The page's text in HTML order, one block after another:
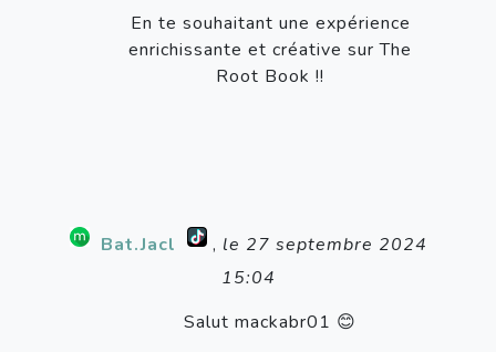
En te souhaitant une expérience
enrichissante et créative sur The
Root Book !!
Bat.Jacl , le 27 septembre 2024
15:04
Salut mackabr01 😊